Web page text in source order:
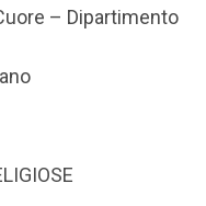
– Dipartimento